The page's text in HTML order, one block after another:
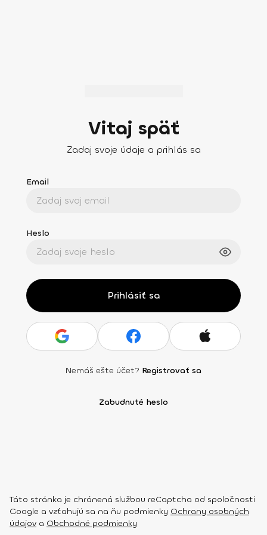
Vitaj späť
Zadaj svoje údaje a prihlás sa
Email
Heslo
Prihlásiť sa
Nemáš ešte účet? Registrovať sa
Zabudnuté heslo
Táto stránka je chránená službou reCaptcha od spoločnosti
Google a vzťahujú sa na ňu podmienky Ochrany osobných
údajov a Obchodné podmienky